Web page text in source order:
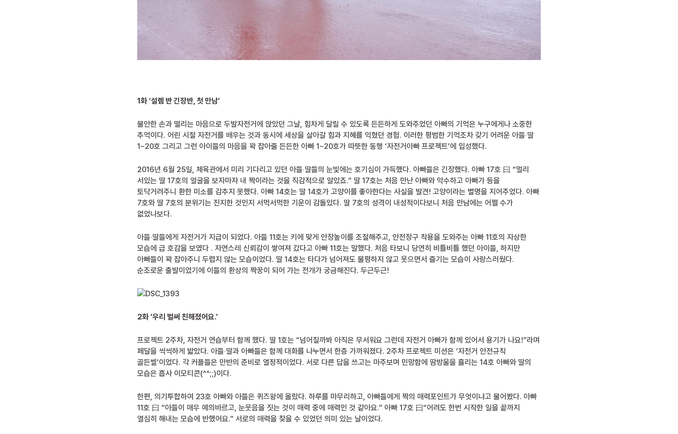
1화 ‘설렘 반 긴장반, 첫 만남’
불안한 손과 떨리는 마음으로 두발자전거에 앉았던 그날, 힘차게 달릴 수 있도록 든든하게 도와주었던 아빠의 기억은 누구에게나 소중한
추억이다. 어린 시절 자전거를 배우는 것과 동시에 세상을 살아갈 힘과 지혜를 익혔던 경험. 이러한 평범한 기억조차 갖기 어려운 아들‧딸
1~20호 그리고 그런 아이들의 마음을 꽉 잡아줄 든든한 아빠 1~20호가 따뜻한 동행 ‘자전거아빠 프로젝트’에 입성했다.
2016년 6월 25일, 체육관에서 미리 기다리고 있던 아들‧딸들의 눈빛에는 호기심이 가득했다. 아빠들은 긴장했다. 아빠 17호 曰 “멀리
서있는 딸 17호의 얼굴을 보자마자 내 짝이라는 것을 직감적으로 알았죠.” 딸 17호는 처음 만난 아빠와 악수하고 아빠가 등을
토닥거려주니 환한 미소를 감추지 못했다. 아빠 14호는 딸 14호가 고양이를 좋아한다는 사실을 발견! 고양이라는 별명을 지어주었다. 아빠
7호와 딸 7호의 분위기는 진지한 것인지 서먹서먹한 기운이 감돌았다. 딸 7호의 성격이 내성적이다보니 처음 만남에는 어쩔 수가
없었나보다.
아들‧딸들에게 자전거가 지급이 되었다. 아들 11호는 키에 맞게 안장높이를 조절해주고, 안전장구 착용을 도와주는 아빠 11호의 자상한
모습에 급 호감을 보였다 . 자연스레 신뢰감이 쌓여져 갔다고 아빠 11호는 말했다. 처음 타보니 당연히 비틀비틀 했던 아이들, 하지만
아빠들이 꽉 잡아주니 두렵지 않는 모습이었다. 딸 14호는 타다가 넘어져도 불평하지 않고 웃으면서 즐기는 모습이 사랑스러웠다.
순조로운 출발이었기에 이들의 환상의 짝꿍이 되어 가는 전개가 궁금해진다. 두근두근!
2화 ‘우리 벌써 친해졌어요.’
프로젝트 2주차, 자전거 연습부터 함께 했다. 딸 1호는 “넘어질까봐 아직은 무서워요 그런데 자전거 아빠가 함께 있어서 용기가 나요!”라며
페달을 씩씩하게 밟았다. 아들‧딸과 아빠들은 함께 대화를 나누면서 한층 가까워졌다. 2주차 프로젝트 미션은 ‘자전거 안전규칙
골든벨’이었다. 각 커플들은 만반의 준비로 열정적이었다. 서로 다른 답을 쓰고는 마주보며 민망함에 땀방울을 흘리는 14호 아빠와 딸의
모습은 흡사 이모티콘(^^;;)이다.
한편, 의기투합하여 23호 아빠와 아들은 퀴즈왕에 올랐다. 하루를 마무리하고, 아빠들에게 짝의 매력포인트가 무엇이냐고 물어봤다. 아빠
11호 曰 “아들이 매우 예의바르고, 눈웃음을 짓는 것이 매력 중에 매력인 것 같아요.” 아빠 17호 曰“어려도 한번 시작한 일을 끝까지
열심히 해내는 모습에 반했어요.” 서로의 매력을 찾을 수 있었던 의미 있는 날이었다.